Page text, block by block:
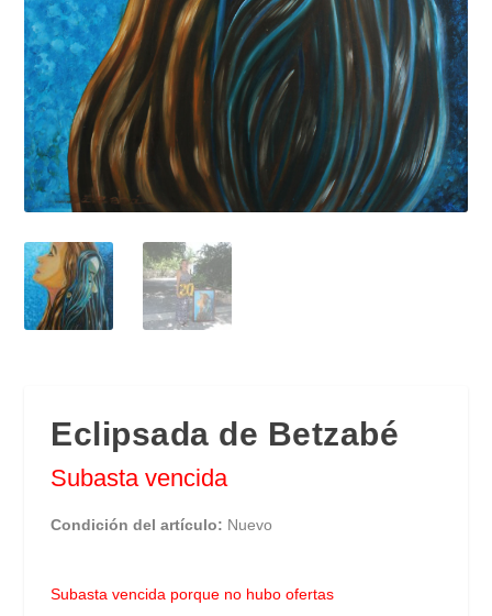
Eclipsada de Betzabé
Subasta vencida
Condición del artículo: Nuevo
Subasta vencida porque no hubo ofertas